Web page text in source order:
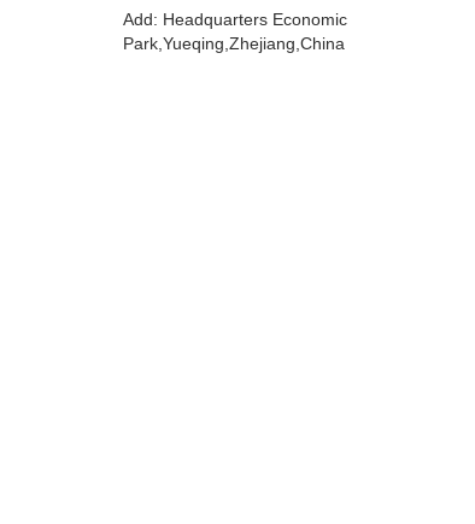
Add: Headquarters Economic
Park,Yueqing,Zhejiang,China